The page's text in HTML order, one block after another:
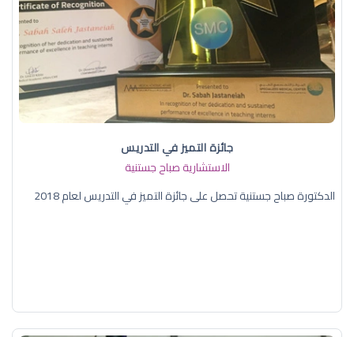
جائزة التميز في التدريس
الاستشارية صباح جستنية
الدكتورة صباح جستنية تحصل على جائزة التميز في التدريس لعام 2018